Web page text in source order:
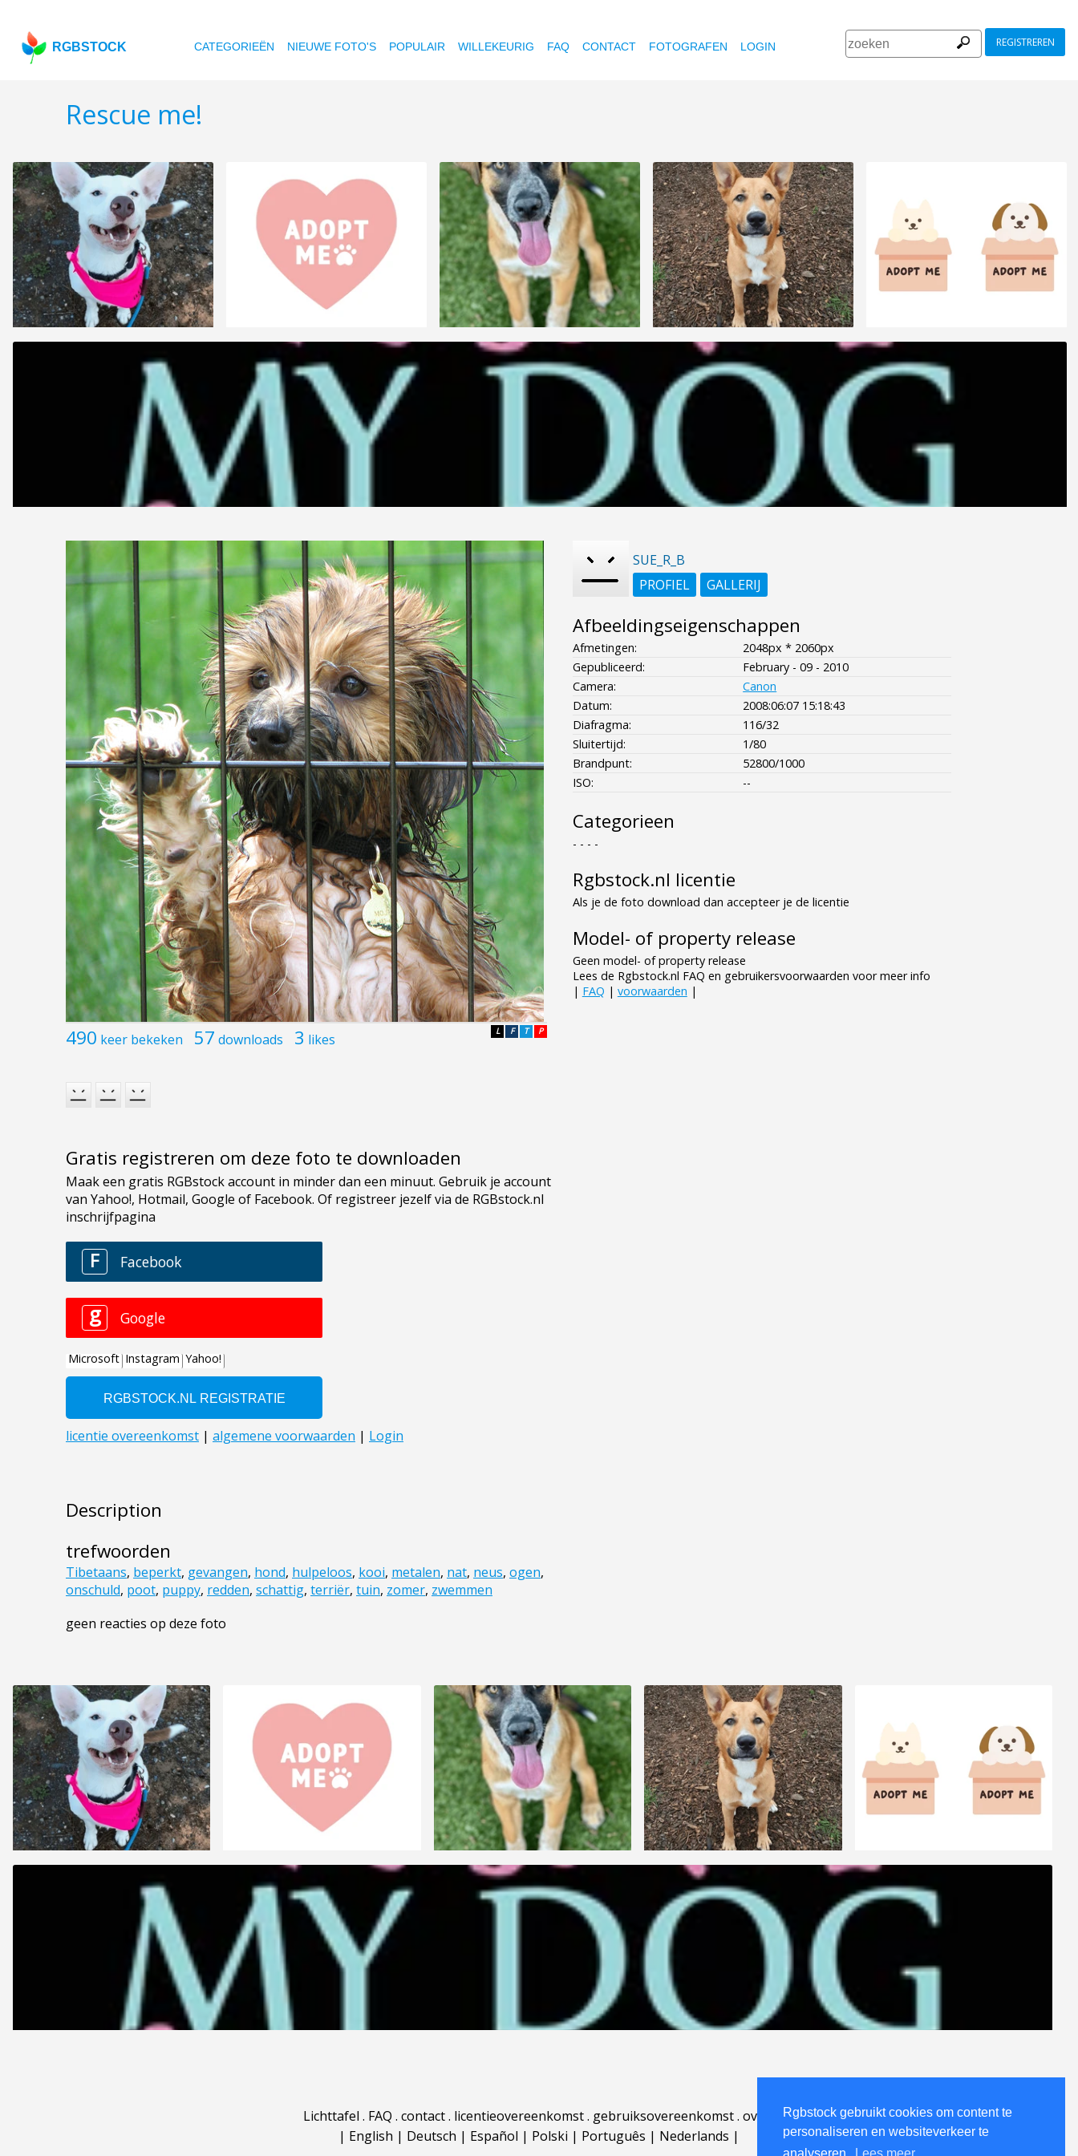
Rgbstock gebruikt cookies om content te
personaliseren en websiteverkeer te
RGBSTOCK CATEGORIEËN NIEUWE FOTO'S POPULAIR WILLEKEURIG FAQ CONTACT FOTOGRAFEN LOGIN REGISTREREN
Rescue me!
490 keer bekeken 57 downloads 3 likes P
T
F
L
Gratis registreren om deze foto te downloaden
Description
trefwoorden
Tibetaans, beperkt, gevangen, hond, hulpeloos, kooi, metalen, nat, neus, ogen,
onschuld, poot, puppy, redden, schattig, terriër, tuin, zomer, zwemmen
geen reacties op deze foto
SUE_R_B
PROFIEL
GALLERIJ
Afbeeldingseigenschappen
Afmetingen:
2048px * 2060px
Gepubliceerd:
February - 09 - 2010
Camera:
Canon
Datum:
2008:06:07 15:18:43
Diafragma:
116/32
Sluitertijd:
1/80
Brandpunt:
52800/1000
ISO:
--
Categorieen
- - - -
Rgbstock.nl licentie
Als je de foto download dan accepteer je de licentie
Model- of property release
Geen model- of property release
Lees de Rgbstock.nl FAQ en gebruikersvoorwaarden voor meer info
| FAQ | voorwaarden |
Lichttafel . FAQ . contact. licentieovereenkomst. gebruiksovereenkomst. over
| English | Deutsch | Español | Polski | Português | Nederlands |